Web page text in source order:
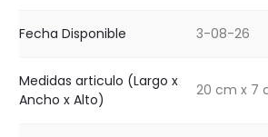
Fecha Disponible 3-08-26
Medidas articulo (Largo x
Ancho x Alto)
20 cm x 7